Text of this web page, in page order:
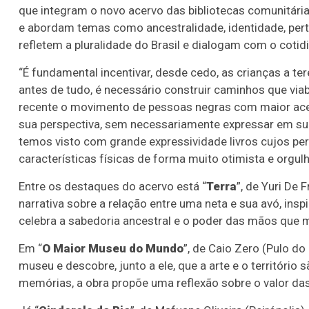
que integram o novo acervo das bibliotecas
e abordam temas como ancestralidade, identidade,
refletem a pluralidade do Brasil e dialogam com o
“É fundamental incentivar, desde cedo, as crianças a
antes de tudo, é necessário construir caminhos que
recente o movimento de pessoas negras com maior
sua perspectiva, sem necessariamente expressar em
temos visto com grande expressividade livros cujos
características físicas de forma muito otimista e
Entre os destaques do acervo está “Terra”, de Yuri De
narrativa sobre a relação entre uma neta e sua avó,
celebra a sabedoria ancestral e o poder das mãos
Em “O Maior Museu do Mundo”, de Caio Zero (Pulo
museu e descobre, junto a ele, que a arte e o território
memórias, a obra propõe uma reflexão sobre o valor